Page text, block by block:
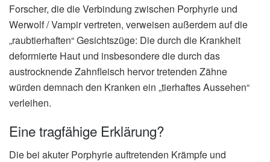
Forscher, die die Verbindung zwischen Porphyrie und
Werwolf / Vampir vertreten, verweisen außerdem auf die
„raubtierhaften“ Gesichtszüge: Die durch die Krankheit
deformierte Haut und insbesondere die durch das
austrocknende Zahnfleisch hervor tretenden Zähne
würden demnach den Kranken ein „tierhaftes Aussehen“
verleihen.
Eine tragfähige Erklärung?
Die bei akuter Porphyrie auftretenden Krämpfe und